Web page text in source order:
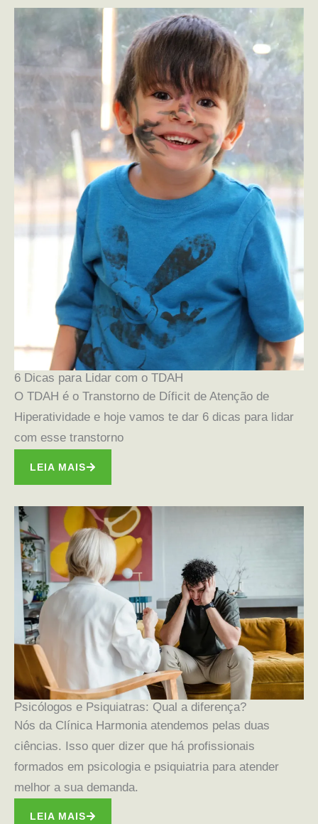
6 Dicas para Lidar com o TDAH
O TDAH é o Transtorno de Díficit de Atenção de
Hiperatividade e hoje vamos te dar 6 dicas para lidar
com esse transtorno
LEIA MAIS
Psicólogos e Psiquiatras: Qual a diferença?
Nós da Clínica Harmonia atendemos pelas duas
ciências. Isso quer dizer que há profissionais
formados em psicologia e psiquiatria para atender
melhor a sua demanda.
LEIA MAIS